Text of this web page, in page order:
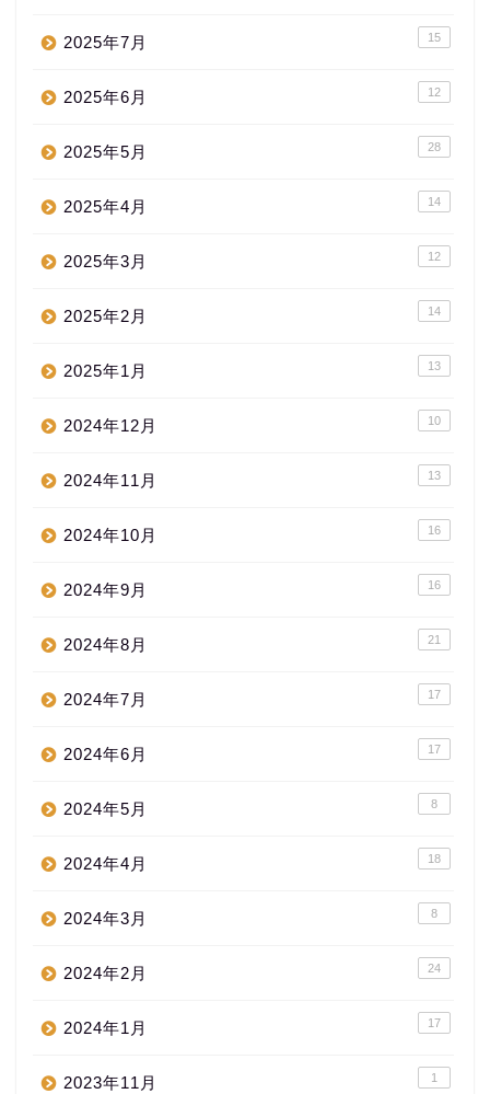
2025年7月 15
2025年6月 12
2025年5月 28
2025年4月 14
2025年3月 12
2025年2月 14
2025年1月 13
2024年12月 10
2024年11月 13
2024年10月 16
2024年9月 16
2024年8月 21
2024年7月 17
2024年6月 17
2024年5月 8
2024年4月 18
2024年3月 8
2024年2月 24
2024年1月 17
2023年11月 1